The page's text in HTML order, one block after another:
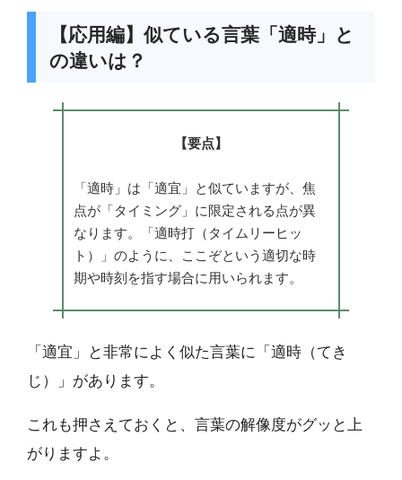
【応用編】似ている言葉「適時」と
の違いは？
【要点】
「適時」は「適宜」と似ていますが、焦
点が「タイミング」に限定される点が異
なります。「適時打（タイムリーヒッ
ト）」のように、ここぞという適切な時
期や時刻を指す場合に用いられます。
「適宜」と非常によく似た言葉に「適時（てき
じ）」があります。
これも押さえておくと、言葉の解像度がグッと上
がりますよ。